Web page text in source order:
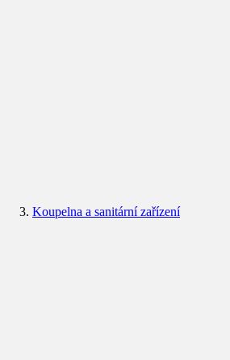
Koupelna a sanitární zařízení